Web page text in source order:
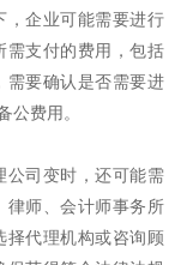
，企业可能需要进行
需支付的费用，包括
需要确认是否需要进
公费用。
公司变时，还可能需
律师、会计师事务所
择代理机构或咨询顾